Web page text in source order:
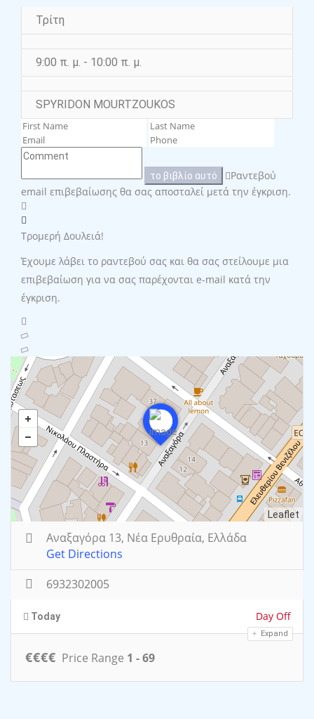
Τρίτη
9:00 π. μ. - 10:00 π. μ.
SPYRIDON MOURTZOUKOS
το βιβλίο αυτό
Ραντεβού
email επιβεβαίωσης θα σας αποσταλεί μετά την έγκριση.
Τρομερή Δουλειά!
Έχουμε λάβει το ραντεβού σας και θα σας στείλουμε μια
επιβεβαίωση για να σας παρέχονται e-mail κατά την
έγκριση.
Leaflet
Αναξαγόρα 13, Νέα Ερυθραία, Ελλάδα
Get Directions
6932302005
Today Day Off
Expand
€€€€ Price Range 1 - 69